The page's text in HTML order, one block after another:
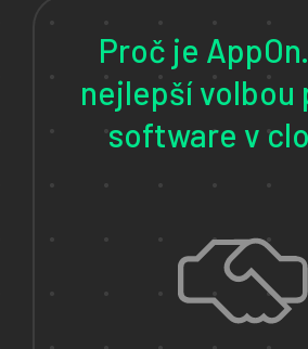
Proč je
nejlepší volbou
software v